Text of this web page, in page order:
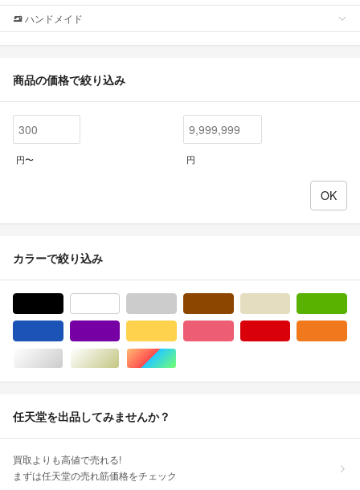
ハンドメイド
商品の価格で絞り込み
円〜 円
カラーで絞り込み
シルバー/銀色系ゴールド/金色系マルチカラー
任天堂を出品してみませんか？
買取よりも高値で売れる!
まずは任天堂の売れ筋価格をチェック